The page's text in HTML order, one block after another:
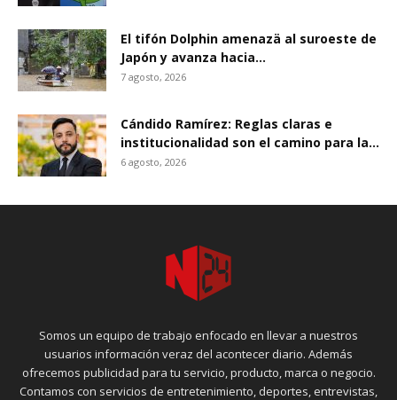
El tifón Dolphin amenazä al suroeste de
Japón y avanza hacia...
7 agosto, 2026
Cándido Ramírez: Reglas claras e
institucionalidad son el camino para la...
6 agosto, 2026
Somos un equipo de trabajo enfocado en llevar a nuestros
usuarios información veraz del acontecer diario. Además
ofrecemos publicidad para tu servicio, producto, marca o negocio.
Contamos con servicios de entretenimiento, deportes, entrevistas,